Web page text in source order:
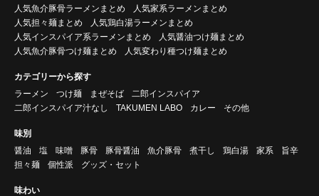
人気魚介豚骨ラーメンまとめ
人気家系ラーメンまとめ
人気担々麺まとめ
人気鶏白湯ラーメンまとめ
人気インスパイア系ラーメンまとめ
人気醤油つけ麺まとめ
人気魚介豚骨つけ麺まとめ
人気変わり種つけ麺まとめ
カテゴリーから探す
ラーメン
つけ麺 まぜそば
二郎インスパイア
二郎インスパイア汁なし
TAKUMEN LABO カレー その他
味別
醤油
塩 味噌 豚骨 豚骨醤油 魚介豚骨 煮干し 鶏白湯 家系
旨辛
担々麺
個性派 グッズ・セット
味わい